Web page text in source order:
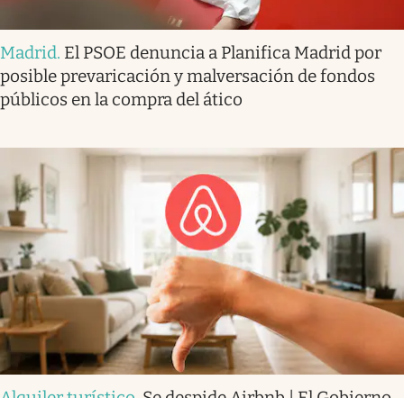
Madrid. El PSOE denuncia a Planifica Madrid por
posible prevaricación y malversación de fondos
públicos en la compra del ático